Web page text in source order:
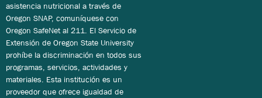
asistencia nutricional a través de
Oregon SNAP, comuníquese con
Oregon SafeNet al 211. El Servicio de
Extensión de Oregon State University
prohíbe la discriminación en todos sus
programas, servicios, actividades y
materiales. Esta institución es un
proveedor que ofrece igualdad de